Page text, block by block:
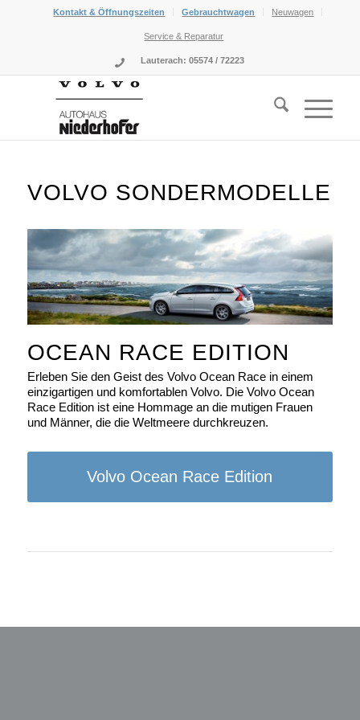
Kontakt & Öffnungszeiten Gebrauchtwagen Neuwagen
Service & Reparatur
Lauterach: 05574 / 72223
VOLVO SONDERMODELLE
OCEAN RACE EDITION
Erleben Sie den Geist des Volvo Ocean Race in einem
einzigartigen und komfortablen Volvo. Die Volvo Ocean
Race Edition ist eine Hommage an die mutigen Frauen
und Männer, die die Weltmeere durchkreuzen.
Volvo Ocean Race Edition